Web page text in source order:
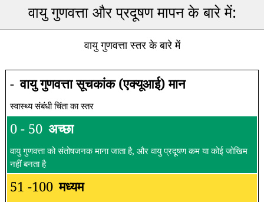
वायु गुणवत्ता और प्रदूषण मापन के बारे में:
वायु गुणवत्ता स्तर के बारे में
- वायु गुणवत्ता सूचकांक (एक्यूआई) मान
स्वास्थ्य संबंधी चिंता का स्तर
0 - 50 अच्छा
वायु गुणवत्ता को संतोषजनक माना जाता है, और वायु प्रदूषण कम या कोई जोखिम
नहीं बनता है
51 -100 मध्यम